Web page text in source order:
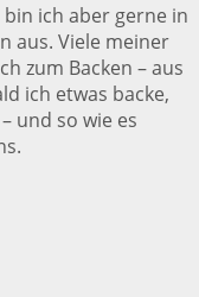
ich aber gerne in
aus. Viele meiner
zum Backen – aus
ich etwas backe,
und so wie es